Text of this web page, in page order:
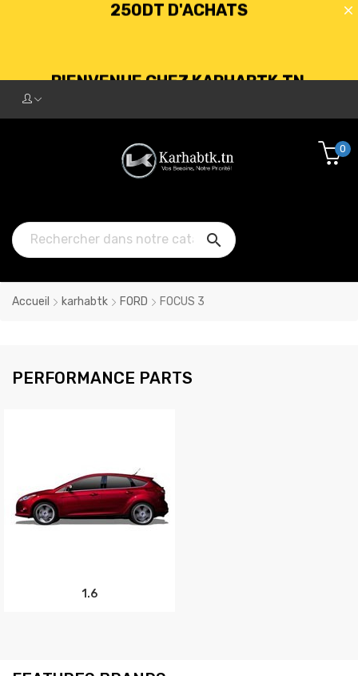
LIVRAISON GRATUITE À PARTIR DE

0
Accueil karhabtk FORD FOCUS 3
PERFORMANCE PARTS
1.6